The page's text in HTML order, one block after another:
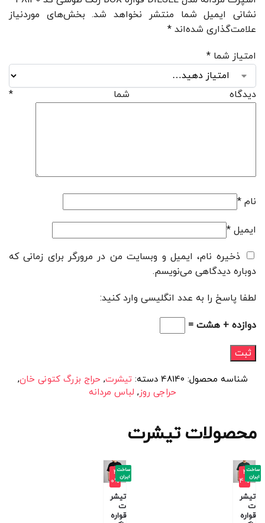
نشانی ایمیل شما منتشر نخواهد شد. بخش‌های موردنیاز
علامت‌گذاری شده‌اند *
امتیاز شما *
دیدگاه شما *
نام *
ایمیل *
ذخیره نام، ایمیل و وبسایت من در مرورگر برای زمانی که
دوباره دیدگاهی می‌نویسم.
لطفا پاسخ را به عدد انگلیسی وارد کنید:
دوازده + هشت =
شناسه محصول: 48140 دسته:تیشرت, حراج بزرگ کتونی خان,
حراجی روز, لباس مردانه
محصولات تیشرت
-4
4%
تیشر
ت
قواره
ساخت
ایران
-4
0%
تیشر
ت
قواره
ساخت
ایران